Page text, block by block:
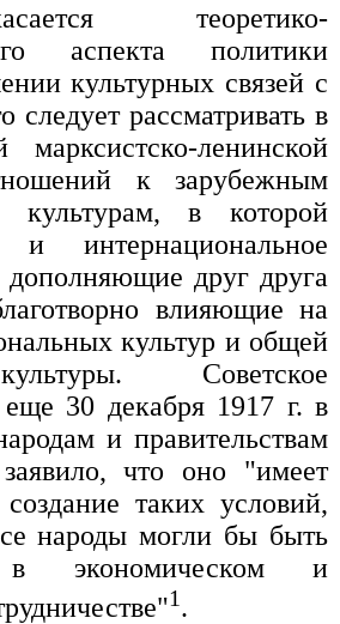
теоретико-
аспекта политики
культурных связей с
следует рассматривать в
ленинской
к зарубежным
культурам, в которой
и интернациональное
дополняющие друг друга
влияющие на
культур и общей
Советское
еще 30 декабря 1917 г. в
и правительствам
что оно "имеет
таких условий,
народы могли бы быть
в экономическом и
1.